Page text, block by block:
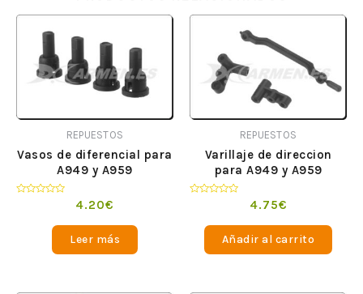
REPUESTOS
Vasos de diferencial para
A949 y A959
4.20€
Leer más
REPUESTOS
Varillaje de direccion
para A949 y A959
4.75€
Añadir al carrito